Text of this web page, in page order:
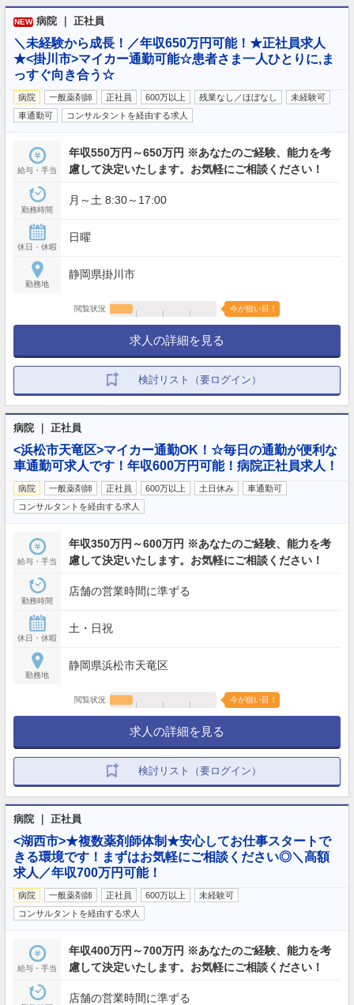
NEW 病院 ｜ 正社員
＼未経験から成長！／年収650万円可能！★正社員求人
★<掛川市>マイカー通勤可能☆患者さま一人ひとりに,ま
っすぐ向き合う☆
病院 一般薬剤師 正社員 600万以上 残業なし／ほぼなし
未経験可
車通勤可
コンサルタントを経由する求人
給与・手当
年収550万円～650万円 ※あなたのご経験、能力を考
慮して決定いたします。お気軽にご相談ください！
勤務時間
月～土 8:30～17:00
休日・休暇
日曜
勤務地
静岡県掛川市
閲覧状況 今が狙い目！
求人の詳細を見る
検討リスト（要ログイン）
病院 ｜ 正社員
<浜松市天竜区>マイカー通勤OK！☆毎日の通勤が便利な
車通勤可求人です！年収600万円可能！病院正社員求人！
病院 一般薬剤師 正社員 600万以上 土日休み
車通勤可
コンサルタントを経由する求人
給与・手当
年収350万円～600万円 ※あなたのご経験、能力を考
慮して決定いたします。お気軽にご相談ください！
勤務時間
店舗の営業時間に準ずる
休日・休暇
土・日祝
勤務地
静岡県浜松市天竜区
閲覧状況 今が狙い目！
求人の詳細を見る
検討リスト（要ログイン）
病院 ｜ 正社員
<湖西市>★複数薬剤師体制★安心してお仕事スタートで
きる環境です！まずはお気軽にご相談ください◎＼高額
求人／年収700万円可能！
病院 一般薬剤師 正社員 600万以上
未経験可
コンサルタントを経由する求人
給与・手当
年収400万円～700万円 ※あなたのご経験、能力を考
慮して決定いたします。お気軽にご相談ください！
店舗の営業時間に準ずる